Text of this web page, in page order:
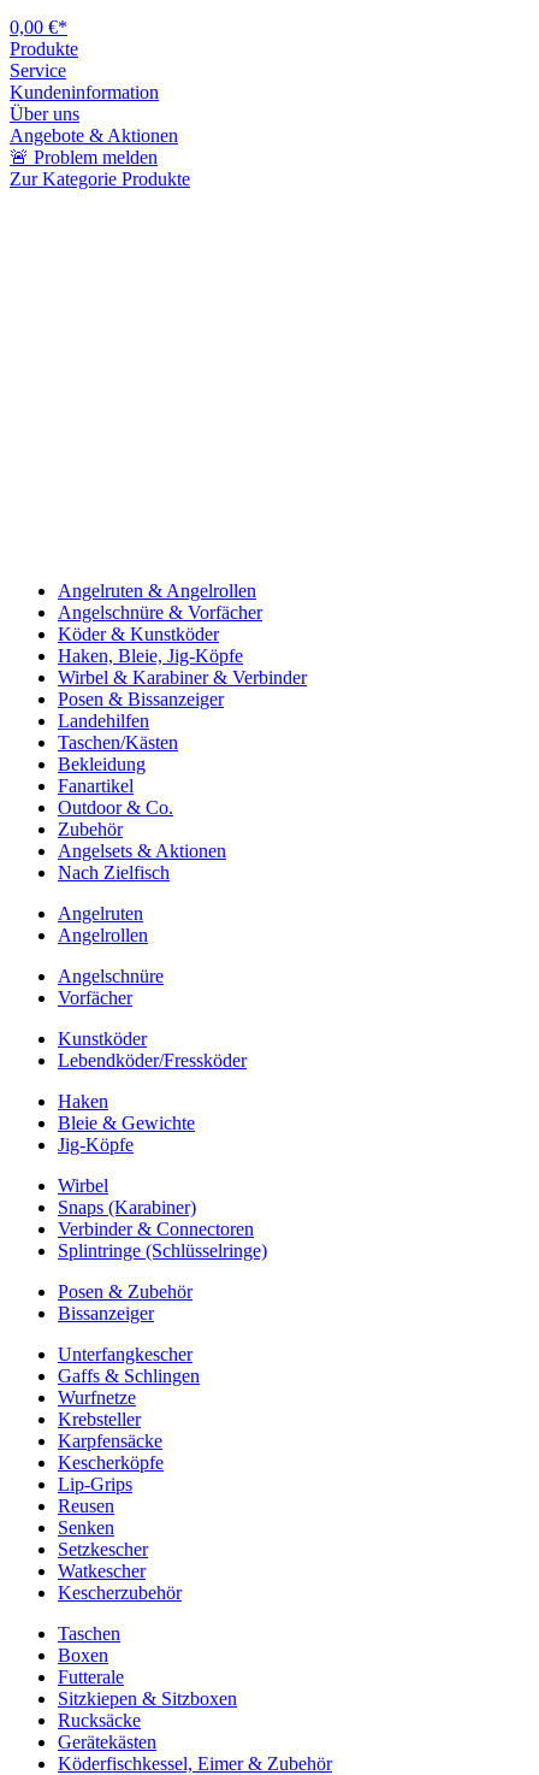
0,00 €*
Produkte
Service
Kundeninformation
Über uns
Angebote & Aktionen
🚨 Problem melden
Zur Kategorie Produkte
Angelruten & Angelrollen
Angelschnüre & Vorfächer
Köder & Kunstköder
Haken, Bleie, Jig-Köpfe
Wirbel & Karabiner & Verbinder
Posen & Bissanzeiger
Landehilfen
Taschen/Kästen
Bekleidung
Fanartikel
Outdoor & Co.
Zubehör
Angelsets & Aktionen
Nach Zielfisch
Angelruten
Angelrollen
Angelschnüre
Vorfächer
Kunstköder
Lebendköder/Fressköder
Haken
Bleie & Gewichte
Jig-Köpfe
Wirbel
Snaps (Karabiner)
Verbinder & Connectoren
Splintringe (Schlüsselringe)
Posen & Zubehör
Bissanzeiger
Unterfangkescher
Gaffs & Schlingen
Wurfnetze
Krebsteller
Karpfensäcke
Kescherköpfe
Lip-Grips
Reusen
Senken
Setzkescher
Watkescher
Kescherzubehör
Taschen
Boxen
Futterale
Sitzkiepen & Sitzboxen
Rucksäcke
Gerätekästen
Köderfischkessel, Eimer & Zubehör